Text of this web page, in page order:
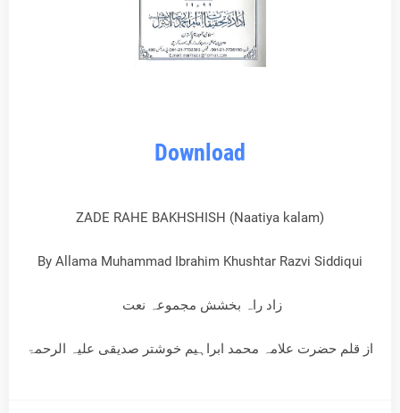
Download
ZADE RAHE BAKHSHISH (Naatiya kalam)
By Allama Muhammad Ibrahim Khushtar Razvi Siddiqui
زاد راہ بخشش مجموعہ نعت
از قلم حضرت علامہ محمد ابراہیم خوشتر صدیقی علیہ الرحمۃ